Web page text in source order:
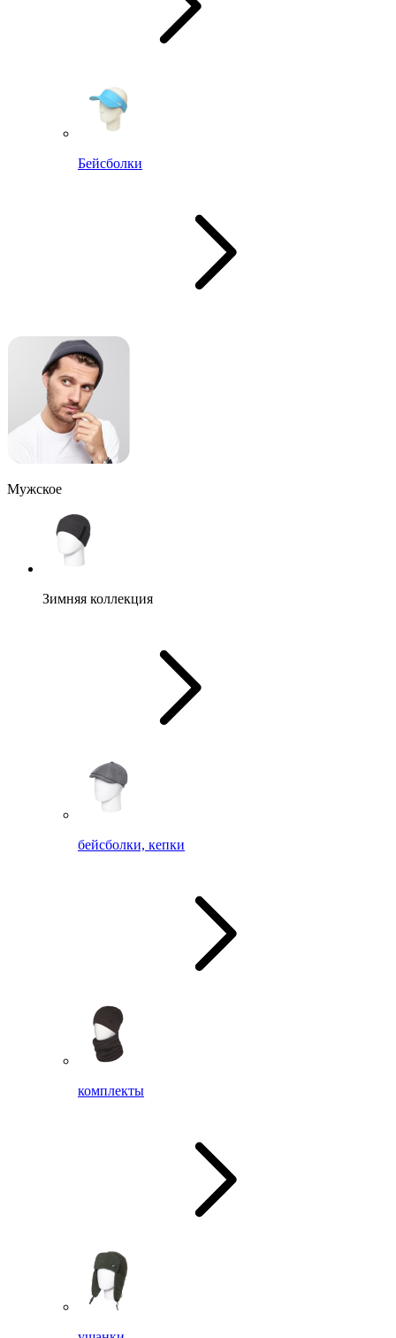
Бейсболки
Мужское
Зимняя коллекция
бейсболки, кепки
комплекты